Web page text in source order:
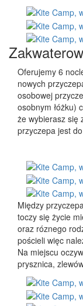
Oferujemy 6
nowych
osobowej
osobnym łóżku)
że wybierasz się
przyczepa jest
Między
toczy się życie
oraz róznego
pościeli więc
Na miejscu
prysznica,